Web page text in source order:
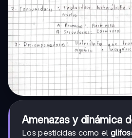
Amenazas y dinámica
Los pesticidas como el